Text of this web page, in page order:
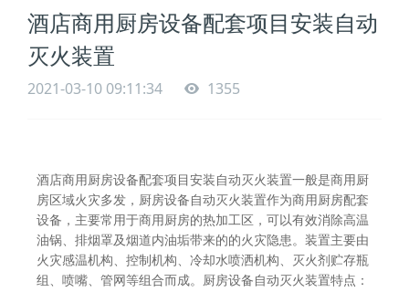
酒店商用厨房设备配套项目安装自动
灭火装置
2021-03-10 09:11:34 1355
酒店商用厨房设备配套项目安装自动灭火装置一般是商用厨
房区域火灾多发，厨房设备自动灭火装置作为商用厨房配套
设备，主要常用于商用厨房的热加工区，可以有效消除高温
油锅、排烟罩及烟道内油垢带来的的火灾隐患。装置主要由
火灾感温机构、控制机构、冷却水喷洒机构、灭火剂贮存瓶
组、喷嘴、管网等组合而成。
厨房设备自动灭火装置特点：